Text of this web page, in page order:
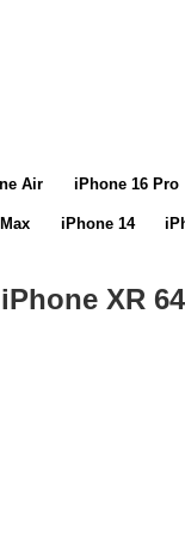
Air iPhone 16 Pro
iPhone 14
XR